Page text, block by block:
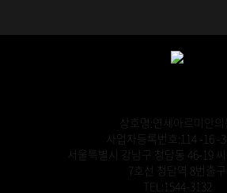
상호명:연세아르미안의
사업자등록번호:114 -16 -
서울특별시 강남구 청담동 46-19
7호선 청담역 8번출구
TEL:1544-3132